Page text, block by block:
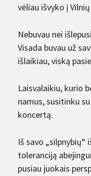
vėliau išvyko į
Nebuvau nei
Visada buvau už
išlaikiau, viską
Laisvalaikiu, kurio
namus, susitinku
koncertą.
Iš savo „silpnybių“
toleranciją
pusiau juokais